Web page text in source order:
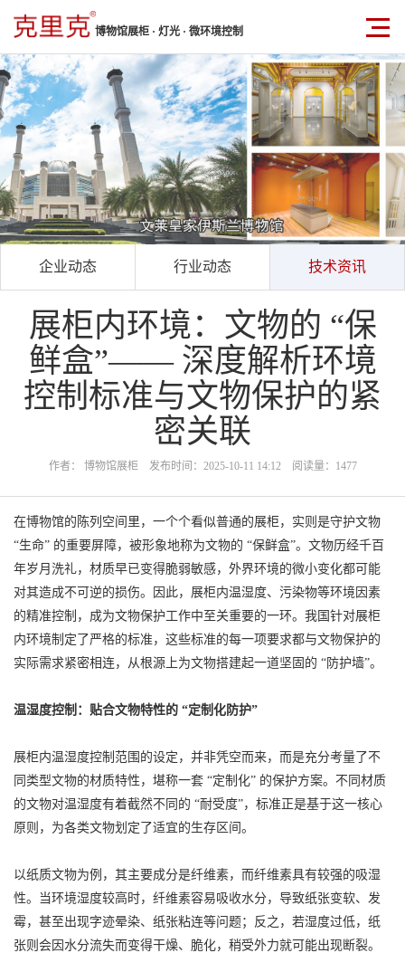
博物馆展柜 · 灯光 · 微环境控制
企业动态 行业动态 技术资讯
展柜内环境：文物的 “保
鲜盒”—— 深度解析环境
控制标准与文物保护的紧
密关联
作者： 博物馆展柜 发布时间：2025-10-11 14:12 阅读量：1477
在博物馆的陈列空间里，一个个看似普通的展柜，实则是守护文物
“生命” 的重要屏障，被形象地称为文物的 “保鲜盒”。文物历经千百
年岁月洗礼，材质早已变得脆弱敏感，外界环境的微小变化都可能
对其造成不可逆的损伤。因此，展柜内温湿度、污染物等环境因素
的精准控制，成为文物保护工作中至关重要的一环。我国针对展柜
内环境制定了严格的标准，这些标准的每一项要求都与文物保护的
实际需求紧密相连，从根源上为文物搭建起一道坚固的 “防护墙”。
温湿度控制：贴合文物特性的 “定制化防护”
展柜内温湿度控制范围的设定，并非凭空而来，而是充分考量了不
同类型文物的材质特性，堪称一套 “定制化” 的保护方案。不同材质
的文物对温湿度有着截然不同的 “耐受度”，标准正是基于这一核心
原则，为各类文物划定了适宜的生存区间。
以纸质文物为例，其主要成分是纤维素，而纤维素具有较强的吸湿
性。当环境湿度较高时，纤维素容易吸收水分，导致纸张变软、发
霉，甚至出现字迹晕染、纸张粘连等问题；反之，若湿度过低，纸
张则会因水分流失而变得干燥、脆化，稍受外力就可能出现断裂。